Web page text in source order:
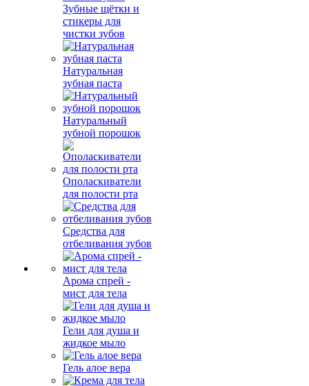
Зубные щётки и
стикеры для
чистки зубов
Натуральная
зубная паста
Натуральный
зубной порошок
Ополаскиватели
для полости рта
Средства для
отбеливания зубов
Арома спрей -
мист для тела
Гели для душа и
жидкое мыло
Гель алое вера